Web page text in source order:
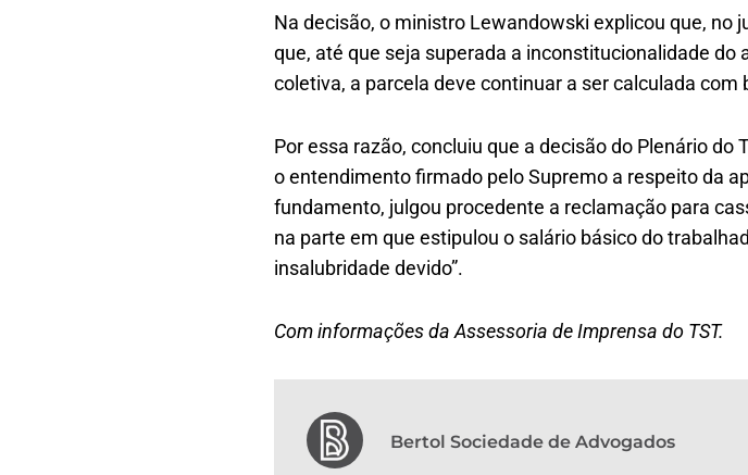
Na decisão, o ministro Lewandowski explicou que, no
que, até que seja superada a inconstitucionalidade do
coletiva, a parcela deve continuar a ser calculada com
Por essa razão, concluiu que a decisão do Plenário
o entendimento firmado pelo Supremo a respeito da
fundamento, julgou procedente a reclamação para
na parte em que estipulou o salário básico do
insalubridade devido”.
Com informações da Assessoria de Imprensa do TST.
Bertol Sociedade de Advogados